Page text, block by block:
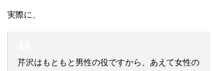
実際に、
芹沢はもともと男性の役ですから、あえて女性の